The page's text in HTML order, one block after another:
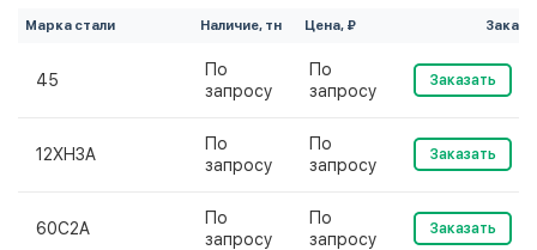
Марка стали Наличие, тн Цена, ₽ Заказ
45
По
запросу
По
запросу
Заказать
12ХН3А
По
запросу
По
запросу
Заказать
60С2А
По
запросу
По
запросу
Заказать